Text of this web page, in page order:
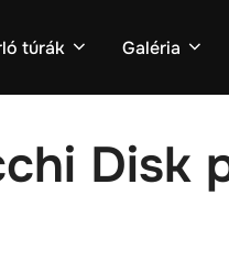
túrák Galéria
Disk